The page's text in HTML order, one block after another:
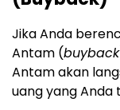
Jika Anda
Antam (buyback
Antam akan
uang yang Anda